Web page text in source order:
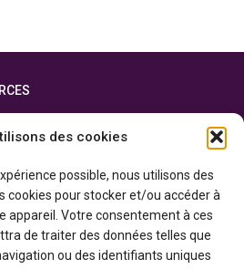
des cookies
possible, nous utilisons des
cookies pour stocker et/ou accéder à
appareil. Votre consentement à ces
de traiter des données telles que
ou des identifiants uniques
au soutien financier du gouvernement de
Canada par l’entremise du ministère du